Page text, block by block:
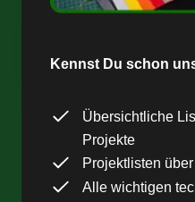
Kennst Du schon
Übersichtliche
Projekte
Projektlisten
Alle wichtigen